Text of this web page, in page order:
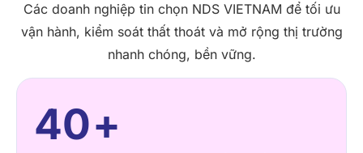
Các doanh nghiệp tin chọn NDS VIETNAM để tối ưu
vận hành, kiểm soát thất thoát và mở rộng thị trường
nhanh chóng, bền vững.
40+